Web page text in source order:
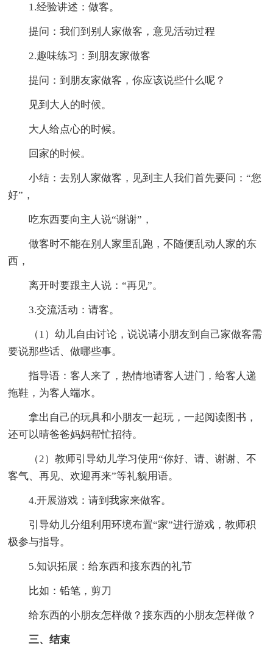
1.经验讲述：做客。
提问：我们到别人家做客，意见活动过程
2.趣味练习：到朋友家做客
提问：到朋友家做客，你应该说些什么呢？
见到大人的时候。
大人给点心的时候。
回家的时候。
小结：去别人家做客，见到主人我们首先要问：“您
好”，
吃东西要向主人说“谢谢”，
做客时不能在别人家里乱跑，不随便乱动人家的东
西，
离开时要跟主人说：“再见”。
3.交流活动：请客。
（1）幼儿自由讨论，说说请小朋友到自己家做客需
要说那些话、做哪些事。
指导语：客人来了，热情地请客人进门，给客人递
拖鞋，为客人端水。
拿出自己的玩具和小朋友一起玩，一起阅读图书，
还可以晴爸爸妈妈帮忙招待。
（2）教师引导幼儿学习使用“你好、请、谢谢、不
客气、再见、欢迎再来”等礼貌用语。
4.开展游戏：请到我家来做客。
引导幼儿分组利用环境布置“家”进行游戏，教师积
极参与指导。
5.知识拓展：给东西和接东西的礼节
比如：铅笔，剪刀
给东西的小朋友怎样做？接东西的小朋友怎样做？
三、结束